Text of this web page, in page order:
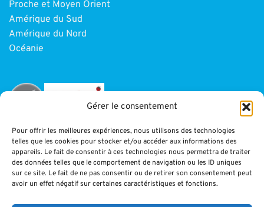
Gérer le consentement
Pour offrir les meilleures expériences, nous utilisons des technologies
telles que les cookies pour stocker et/ou accéder aux informations des
appareils. Le fait de consentir à ces technologies nous permettra de traiter
des données telles que le comportement de navigation ou les ID uniques
sur ce site. Le fait de ne pas consentir ou de retirer son consentement peut
avoir un effet négatif sur certaines caractéristiques et fonctions.
Proche et Moyen Orient
Amérique du Sud
Amérique du Nord
Océanie
INFORMATIONS
Paiement